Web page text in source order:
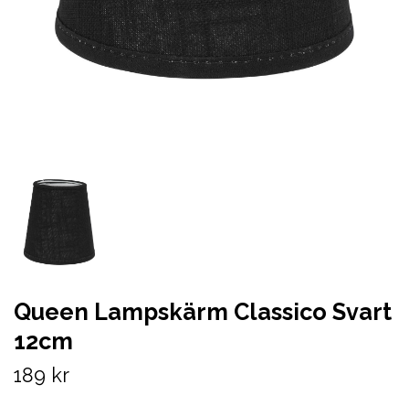
Queen Lampskärm Classico Svart
12cm
189 kr